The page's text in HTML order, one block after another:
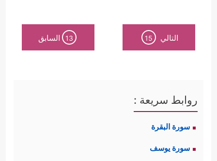
التالي 15
13 السابق
روابط سريعة :
سورة البقرة
سورة يوسف